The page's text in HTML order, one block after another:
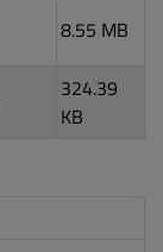
8.55 MB
324.39
KB